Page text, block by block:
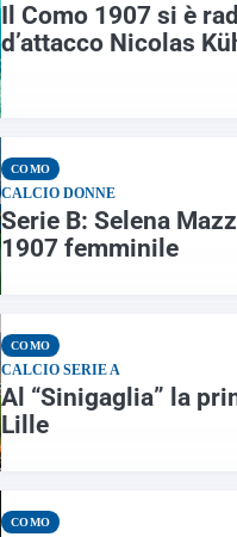
Il Como 1907 si è
d’attacco Nicolas
COMO
CALCIO DONNE
Serie B: Selena
1907 femminile
COMO
CALCIO SERIE A
Al “Sinigaglia” la
Lille
COMO